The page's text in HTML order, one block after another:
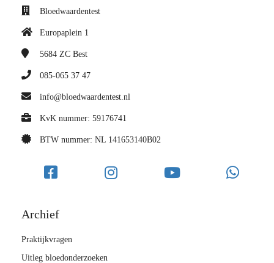
Bloedwaardentest
Europaplein 1
5684 ZC Best
085-065 37 47
info@bloedwaardentest.nl
KvK nummer: 59176741
BTW nummer: NL 141653140B02
Archief
Praktijkvragen
Uitleg bloedonderzoeken